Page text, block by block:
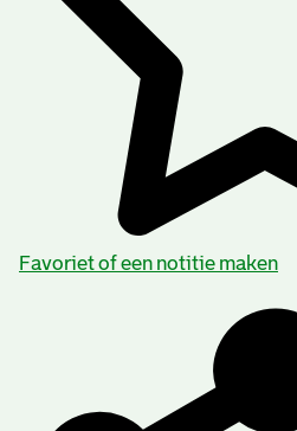
Favoriet of een notitie maken